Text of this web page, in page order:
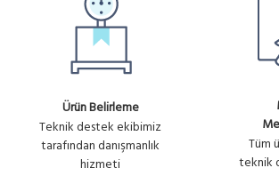
Ürün Belirleme
Teknik destek ekibimiz
tarafından danışmanlık
hizmeti
Tüm
teknik